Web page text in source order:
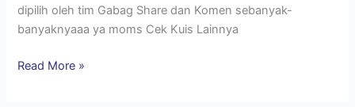
dipilih oleh tim Gabag Share dan Komen sebanyak-
banyaknyaaa ya moms Cek Kuis Lainnya
Read More »